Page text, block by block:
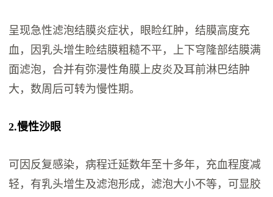
呈现急性滤泡结膜炎症状，眼睑红肿，结膜高度充
血，因乳头增生睑结膜粗糙不平，上下穹隆部结膜满
面滤泡，合并有弥漫性角膜上皮炎及耳前淋巴结肿
大，数周后可转为慢性期。
2.慢性沙眼
可因反复感染，病程迁延数年至十多年，充血程度减
轻，有乳头增生及滤泡形成，滤泡大小不等，可显胶